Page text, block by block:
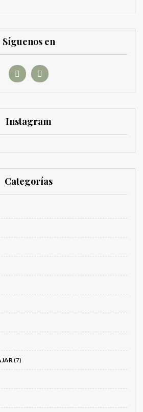
Síguenos en
Instagram
Categorías
(7)